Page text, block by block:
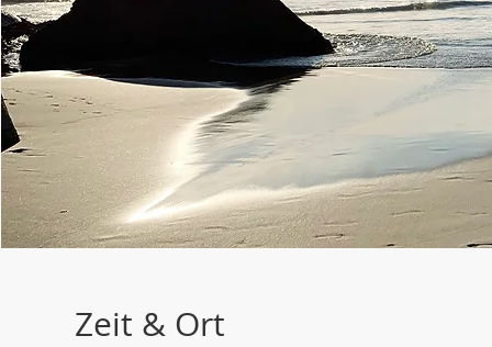
Zeit & Ort